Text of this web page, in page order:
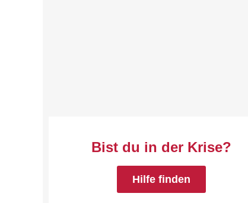
Bist du in der Krise?
Hilfe finden